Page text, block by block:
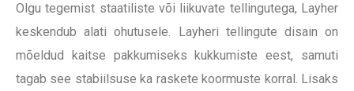
Olgu tegemist staatiliste või liikuvate tellingutega, Layher
keskendub alati ohutusele. Layheri tellingute disain on
mõeldud kaitse pakkumiseks kukkumiste eest, samuti
tagab see stabiilsuse ka raskete koormuste korral. Lisaks